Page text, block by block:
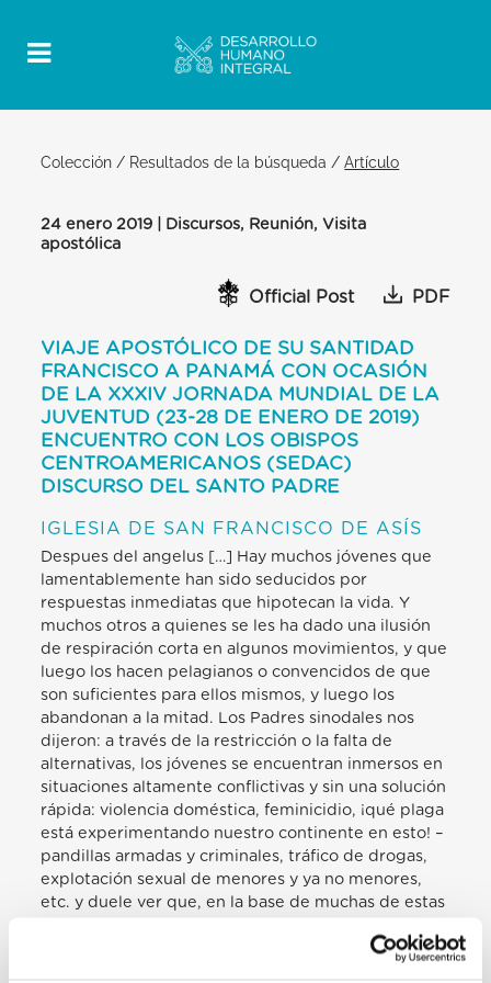
Colección / Resultados de la búsqueda /Artículo
24 enero 2019 | Discursos, Reunión, Visita
apostólica
Official Post PDF
VIAJE APOSTÓLICO DE SU SANTIDAD
FRANCISCO A PANAMÁ CON OCASIÓN
DE LA XXXIV JORNADA MUNDIAL DE LA
JUVENTUD (23-28 DE ENERO DE 2019)
ENCUENTRO CON LOS OBISPOS
CENTROAMERICANOS (SEDAC)
DISCURSO DEL SANTO PADRE
IGLESIA DE SAN FRANCISCO DE ASÍS
Despues del angelus […] Hay muchos jóvenes que
lamentablemente han sido seducidos por
respuestas inmediatas que hipotecan la vida. Y
muchos otros a quienes se les ha dado una ilusión
de respiración corta en algunos movimientos, y que
luego los hacen pelagianos o convencidos de que
son suficientes para ellos mismos, y luego los
abandonan a la mitad. Los Padres sinodales nos
dijeron: a través de la restricción o la falta de
alternativas, los jóvenes se encuentran inmersos en
situaciones altamente conflictivas y sin una solución
rápida: violencia doméstica, feminicidio, ¡qué plaga
está experimentando nuestro continente en esto! –
pandillas armadas y criminales, tráfico de drogas,
explotación sexual de menores y ya no menores,
etc. y duele ver que, en la base de muchas de estas
de una cultura y una sociedad que se ha «vuelto